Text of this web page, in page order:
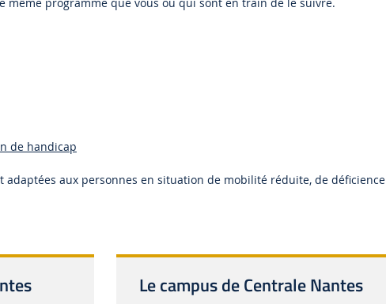
de handicap
aux personnes en situation de mobilité réduite, de déficience
Le campus de Centrale Nantes